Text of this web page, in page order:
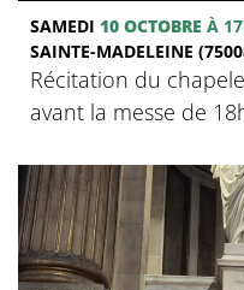
SAMEDI 10 OCTOBRE À
SAINTE-MADELEINE
Récitation du
avant la messe de